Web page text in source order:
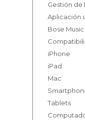
Gestión de
Aplicación
Bose Music
iPhone
iPad
Mac
Tablets